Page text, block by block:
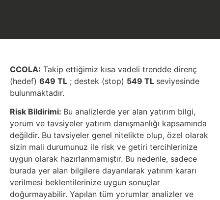
CCOLA: Takip ettiğimiz kısa vadeli trendde direnç
(hedef) 649 TL ; destek (stop) 549 TL seviyesinde
bulunmaktadır.
Risk Bildirimi: Bu analizlerde yer alan yatırım bilgi,
yorum ve tavsiyeler yatırım danışmanlığı kapsamında
değildir. Bu tavsiyeler genel nitelikte olup, özel olarak
sizin mali durumunuz ile risk ve getiri tercihlerinize
uygun olarak hazırlanmamıştır. Bu nedenle, sadece
burada yer alan bilgilere dayanılarak yatırım kararı
verilmesi beklentilerinize uygun sonuçlar
doğurmayabilir. Yapılan tüm yorumlar analizler ve